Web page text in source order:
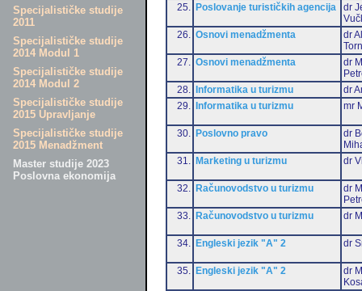
Specijalističke studije
2011
Specijalističke studije
2014 Modul 1
Specijalističke studije
2014 Modul 2
Specijalističke studije
2015 Upravljanje
Specijalističke studije
2015 Menadžment
Master studije 2023
Poslovna ekonomija
25. Poslovanje turističkih agencija
dr
26.
Osnovi menadžmenta
dr
27.
Osnovi menadžmenta
dr
28.
Informatika u turizmu
dr
29.
Informatika u turizmu mr
30. Poslovno pravo
dr
31.
Marketing u turizmu dr
32. Računovodstvo u turizmu
dr
33.
Računovodstvo u turizmu dr
34. Engleski jezik "A" 2 dr
35. Engleski jezik "A" 2
dr